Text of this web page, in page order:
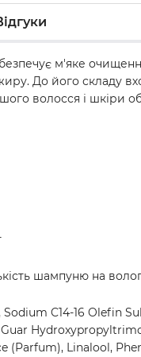
м'яке
До його складу
волосся і шкіри
шампуню на
C14-16 Olefin
(Parfum), Linalool,